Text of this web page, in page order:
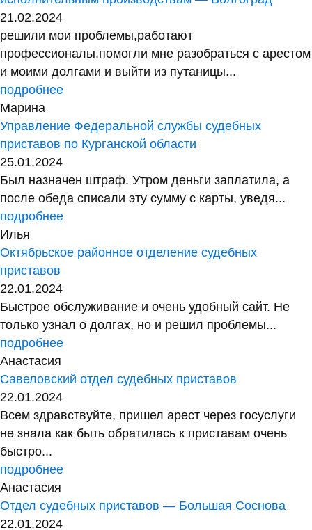
21.02.2024
решили мои проблемы,работают
профессионалы,помогли мне разобраться с арестом
и моими долгами и выйти из путаницы...
подробнее
Марина
Управление Федеральной службы судебных
приставов по Курганской области
25.01.2024
Был назначен штраф. Утром деньги заплатила, а
после обеда списали эту сумму с карты, уведя...
подробнее
Илья
Октябрьское районное отделение судебных
приставов
22.01.2024
Быстрое обслуживание и очень удобный сайт. Не
только узнал о долгах, но и решил проблемы...
подробнее
Анастасия
Савеловский отдел судебных приставов
22.01.2024
Всем здравствуйте, пришел арест через госуслуги
не знала как быть обратилась к приставам очень
быстро...
подробнее
Анастасия
Отдел судебных приставов — Большая Соснова
22.01.2024